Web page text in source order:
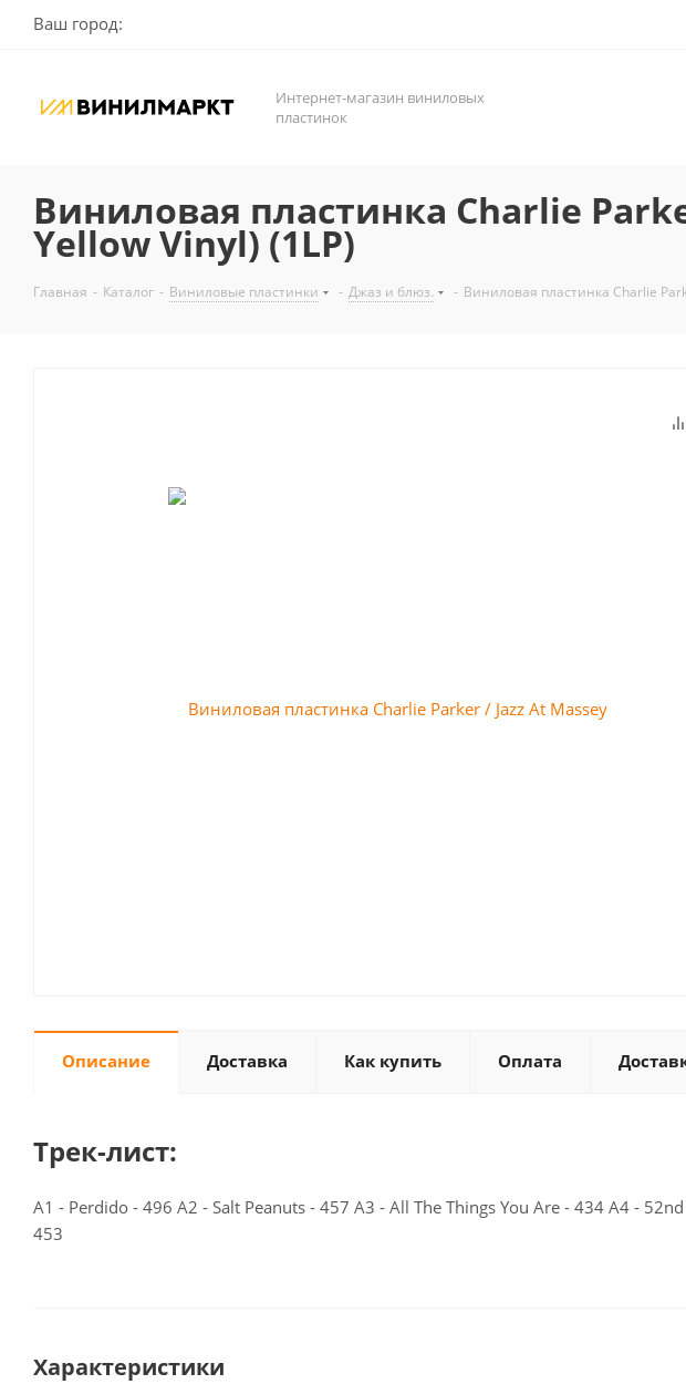
Ваш город:
Интернет-магазин виниловых
пластинок
Виниловая пластинка Charlie
Yellow Vinyl) (1LP)
Главная - Каталог - Виниловые пластинки - Джаз и блюз. - Виниловая пластинка Charlie
Описание Доставка Как купить Оплата
Трек-лист:
A1 - Perdido - 496 A2 - Salt Peanuts - 457 A3 - All The Things You Are - 434 A4 -
453
Характеристики